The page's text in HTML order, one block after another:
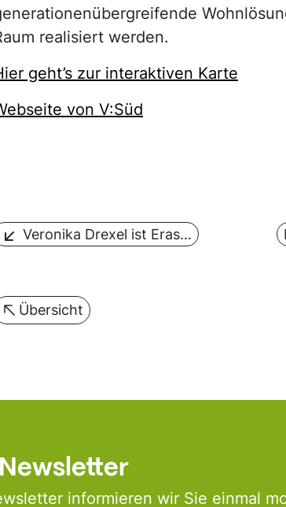
realisiert werden.
geht’s zur interaktiven Karte
von V:Süd
Veronika Drexel ist Eras…
Übersicht
informieren wir Sie einmal